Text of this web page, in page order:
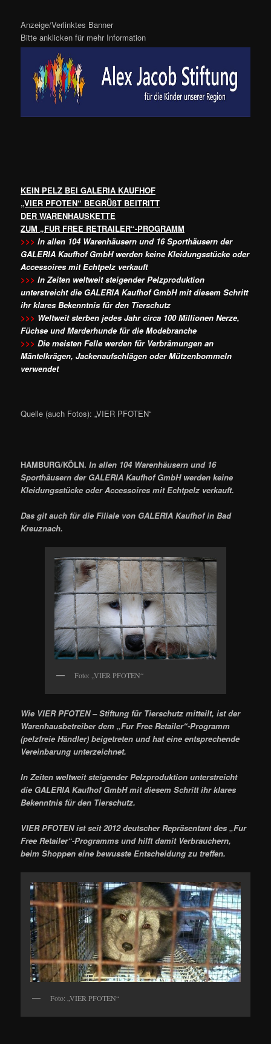
Anzeige/Verlinktes Banner
Bitte anklicken für mehr Information
KEIN PELZ BEI GALERIA KAUFHOF
„VIER PFOTEN“ BEGRÜßT BEITRITT
DER WARENHAUSKETTE
ZUM „FUR FREE RETRAILER“-PROGRAMM
>>> In allen 104 Warenhäusern und 16 Sporthäusern der
GALERIA Kaufhof GmbH werden keine Kleidungsstücke oder
Accessoires mit Echtpelz verkauft
>>> In Zeiten weltweit steigender Pelzproduktion
unterstreicht die GALERIA Kaufhof GmbH mit diesem Schritt
ihr klares Bekenntnis für den Tierschutz
>>> Weltweit sterben jedes Jahr circa 100 Millionen Nerze,
Füchse und Marderhunde für die Modebranche
>>> Die meisten Felle werden für Verbrämungen an
Mäntelkrägen, Jackenaufschlägen oder Mützenbommeln
verwendet
Quelle (auch Fotos): „VIER PFOTEN“
HAMBURG/KÖLN. In allen 104 Warenhäusern und 16
Sporthäusern der GALERIA Kaufhof GmbH werden keine
Kleidungsstücke oder Accessoires mit Echtpelz verkauft.
Das git auch für die Filiale von GALERIA Kaufhof in Bad
Kreuznach.
Foto: „VIER PFOTEN“
Wie VIER PFOTEN – Stiftung für Tierschutz mitteilt, ist der
Warenhausbetreiber dem „Fur Free Retailer“-Programm
(pelzfreie Händler) beigetreten und hat eine entsprechende
Vereinbarung unterzeichnet.
In Zeiten weltweit steigender Pelzproduktion unterstreicht
die GALERIA Kaufhof GmbH mit diesem Schritt ihr klares
Bekenntnis für den Tierschutz.
VIER PFOTEN ist seit 2012 deutscher Repräsentant des „Fur
Free Retailer“-Programms und hilft damit Verbrauchern,
beim Shoppen eine bewusste Entscheidung zu treffen.
Foto: „VIER PFOTEN“